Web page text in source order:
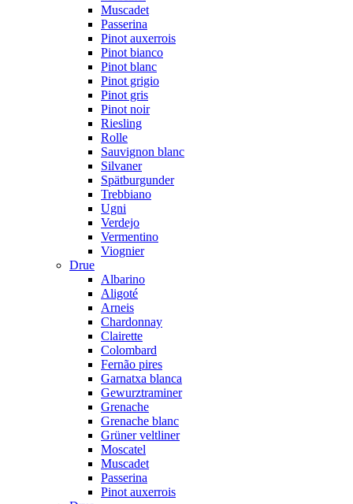
Muscadet
Passerina
Pinot auxerrois
Pinot bianco
Pinot blanc
Pinot grigio
Pinot gris
Pinot noir
Riesling
Rolle
Sauvignon blanc
Silvaner
Spätburgunder
Trebbiano
Ugni
Verdejo
Vermentino
Viognier
Drue
Albarino
Aligoté
Arneis
Chardonnay
Clairette
Colombard
Fernão pires
Garnatxa blanca
Gewurztraminer
Grenache
Grenache blanc
Grüner veltliner
Moscatel
Muscadet
Passerina
Pinot auxerrois